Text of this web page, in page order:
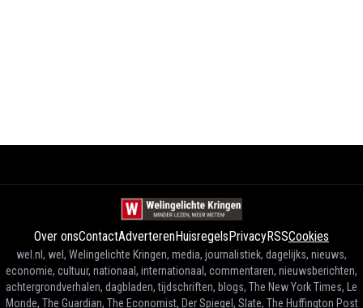
Over onsContactAdverterenHuisregels PrivacyRSSCookies
wel.nl, wel, Welingelichte Kringen, media, journalistiek, dagelijks, nieuws,
economie, cultuur, nationaal, internationaal, commentaren, nieuwsberichten,
achtergrondverhalen, dagbladen, tijdschriften, blogs, The New York Times, Le
Monde, The Guardian, The Economist, Der Spiegel, Slate, The Huffington Post